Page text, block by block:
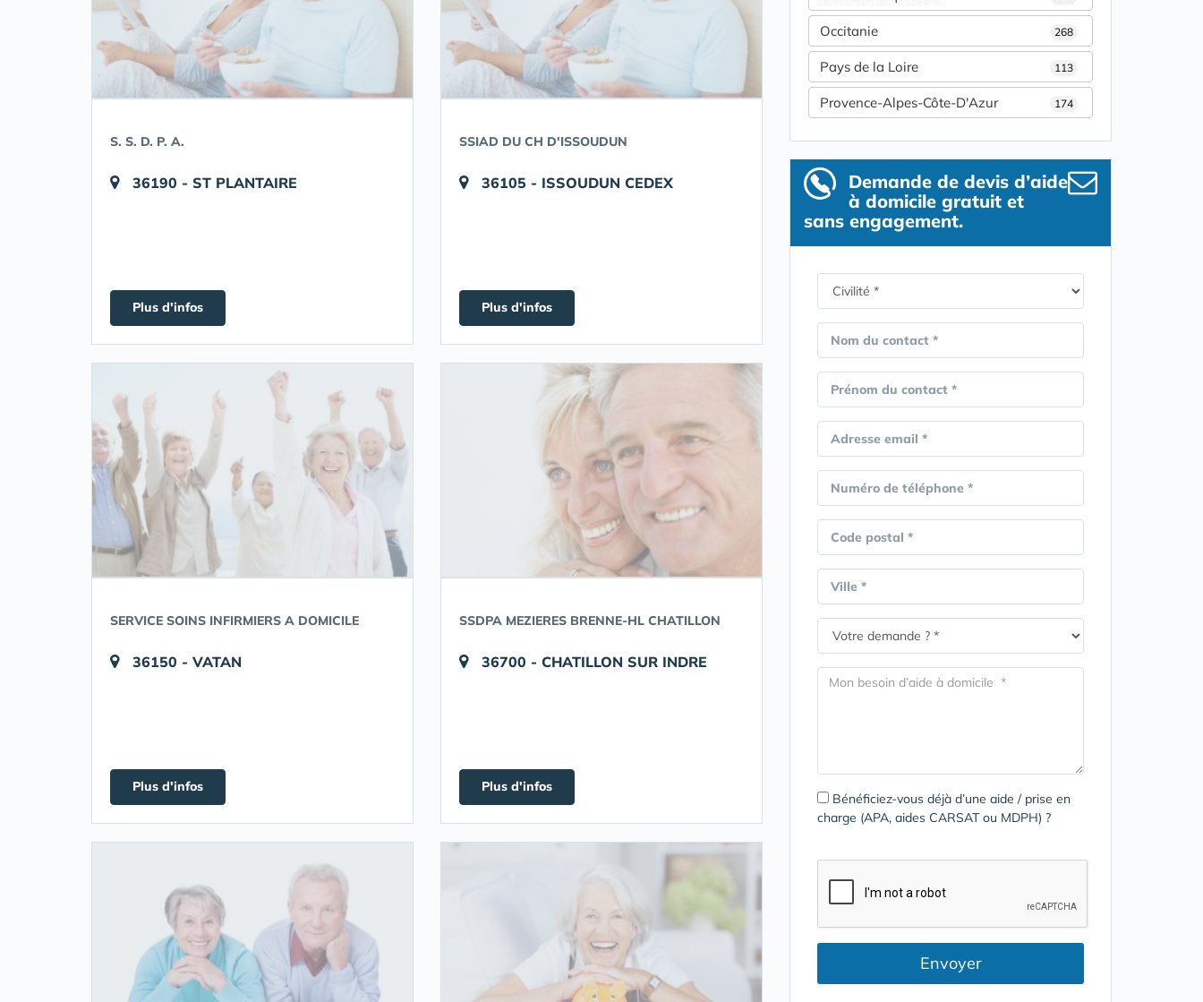
S. S. D. P. A.
36190 - ST PLANTAIRE
Plus d'infos
SSIAD DU CH D'ISSOUDUN
36105 - ISSOUDUN CEDEX
Plus d'infos
SERVICE SOINS INFIRMIERS A DOMICILE
36150 - VATAN
Plus d'infos
SSDPA MEZIERES BRENNE-HL CHATILLON
36700 - CHATILLON SUR INDRE
Plus d'infos
Occitanie 268
Pays de la Loire 113
Provence-Alpes-Côte-D'Azur 174
Demande de devis d’aide
à domicile gratuit et
sans engagement.
Nom du contact *
Prénom du contact *
Adresse email *
Numéro de téléphone *
Code postal *
Ville *
Bénéficiez-vous déjà d’une aide / prise en
charge (APA, aides CARSAT ou MDPH) ?
Envoyer